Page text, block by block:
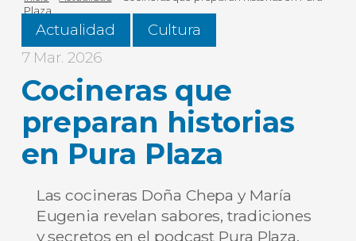
Plaza
Actualidad
Cultura
7 Mar. 2026
Cocineras que
preparan historias
en Pura Plaza
Las cocineras Doña Chepa y María
Eugenia revelan sabores, tradiciones
y secretos en el podcast Pura Plaza.